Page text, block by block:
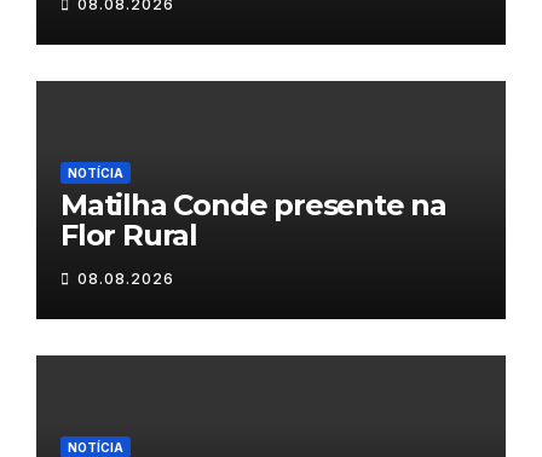
08.08.2026
NOTÍCIA
Matilha Conde presente na
Flor Rural
08.08.2026
NOTÍCIA